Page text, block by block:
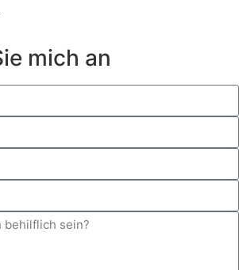
mich an